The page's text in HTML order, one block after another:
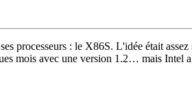
processeurs : le X86S. L'idée était
mois avec une version 1.2… mais Intel